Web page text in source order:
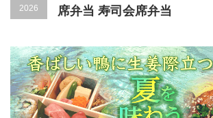
2026
席弁当 寿司会席弁当